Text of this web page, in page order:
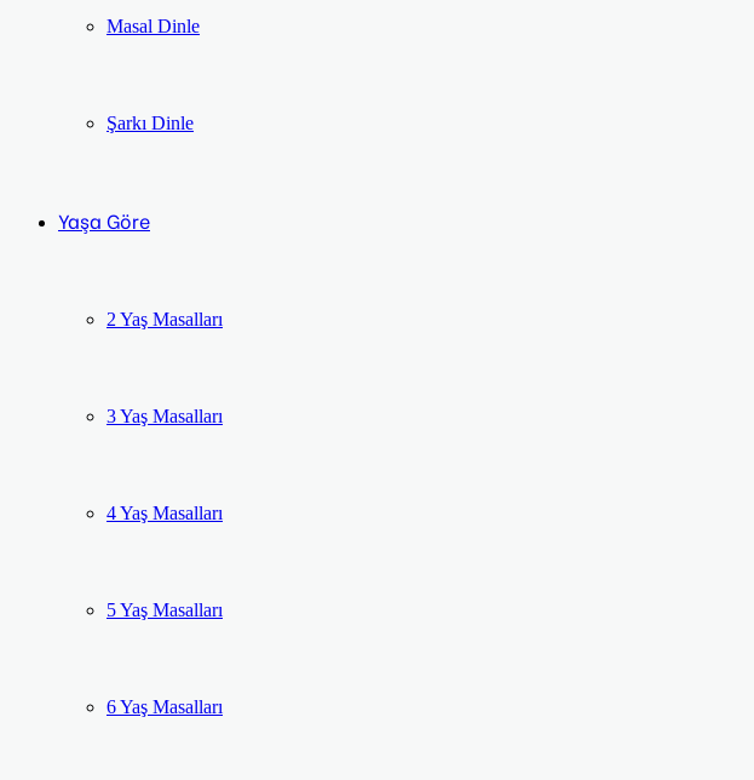
Masal Dinle
Şarkı Dinle
Yaşa Göre
2 Yaş Masalları
3 Yaş Masalları
4 Yaş Masalları
5 Yaş Masalları
6 Yaş Masalları